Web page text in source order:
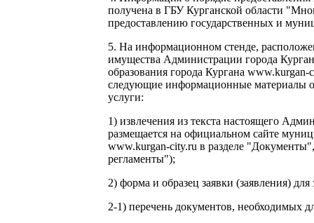
получена в ГБУ Курганской области
предоставлению государственных и
5. На информационном стенде,
имущества Администрации города
образования города Кургана
следующие информационные материалы
услуги:
1) извлечения из текста настоящего
размещается на официальном сайте
www.kurgan-city.ru в разделе
регламенты");
2) форма и образец заявки (заявления) для
2-1) перечень документов, необходимых